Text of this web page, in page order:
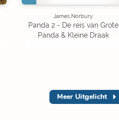
James Norbury
Panda 2 - De reis van Grote
Panda & Kleine Draak
Meer Uitgelicht